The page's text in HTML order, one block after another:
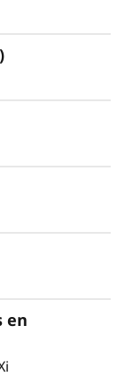
son
que
por
en